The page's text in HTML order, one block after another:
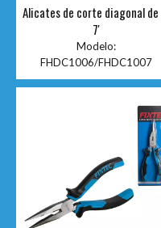
Alicates de corte diagonal de
7'
Modelo:
FHDC1006/FHDC1007